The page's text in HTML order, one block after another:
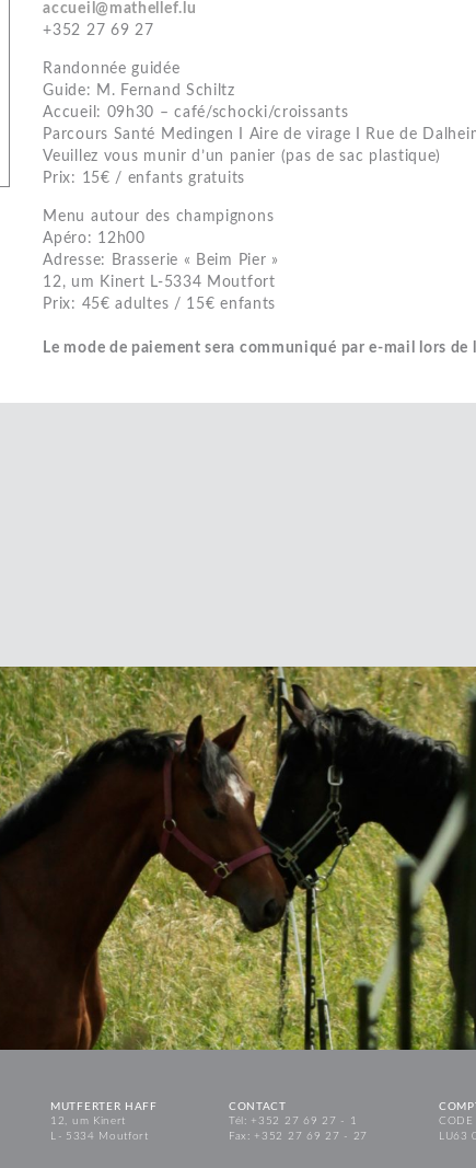
accueil@mathellef.lu
+352 27 69 27
Randonnée guidée
Guide: M. Fernand Schiltz
Accueil: 09h30 – café/schocki/croissants
Parcours Santé Medingen I Aire de virage I Rue de
Veuillez vous munir d’un panier (pas de sac plastique)
Prix: 15€ / enfants gratuits
Menu autour des champignons
Apéro: 12h00
Adresse: Brasserie « Beim Pier »
12, um Kinert L-5334 Moutfort
Prix: 45€ adultes / 15€ enfants
Le mode de paiement sera communiqué par e-mail lors
MUTFERTER HAFF
12, um Kinert
L - 5334 Moutfort
CONTACT
Tél: +352 27 69 27 - 1
Fax: +352 27 69 27 - 27
CODE
LU63